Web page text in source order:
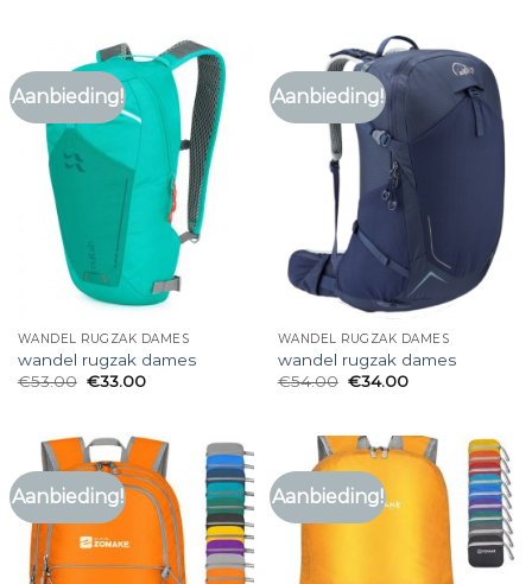
Aanbieding!
WANDEL RUGZAK DAMES
wandel rugzak dames
€53.00 €33.00
Aanbieding!
WANDEL RUGZAK DAMES
wandel rugzak dames
€54.00 €34.00
Aanbieding! Aanbieding!